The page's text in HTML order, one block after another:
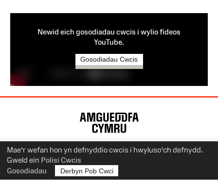
Mae’r wefan hon yn defnyddio cwcis i hwyluso’ch defnydd.
Gweld ein Polisi Cwcis
Gosodiadau
Derbyn Pob Cwci
Newid eich gosodiadau cwcis i wylio fideos
YouTube.
Gosodiadau Cwcis
Amgueddfa Cymru